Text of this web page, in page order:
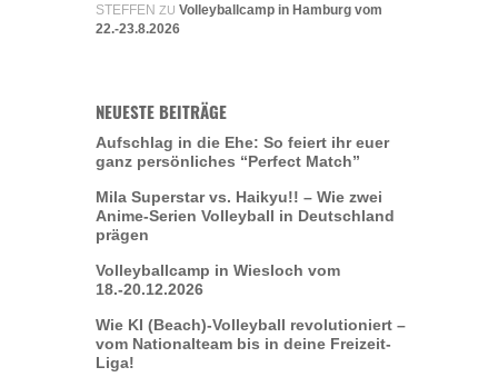
STEFFEN ZU Volleyballcamp in Hamburg vom
22.-23.8.2026
NEUESTE BEITRÄGE
Aufschlag in die Ehe: So feiert ihr euer
ganz persönliches “Perfect Match”
Mila Superstar vs. Haikyu!! – Wie zwei
Anime-Serien Volleyball in Deutschland
prägen
Volleyballcamp in Wiesloch vom
18.-20.12.2026
Wie KI (Beach)-Volleyball revolutioniert –
vom Nationalteam bis in deine Freizeit-
Liga!